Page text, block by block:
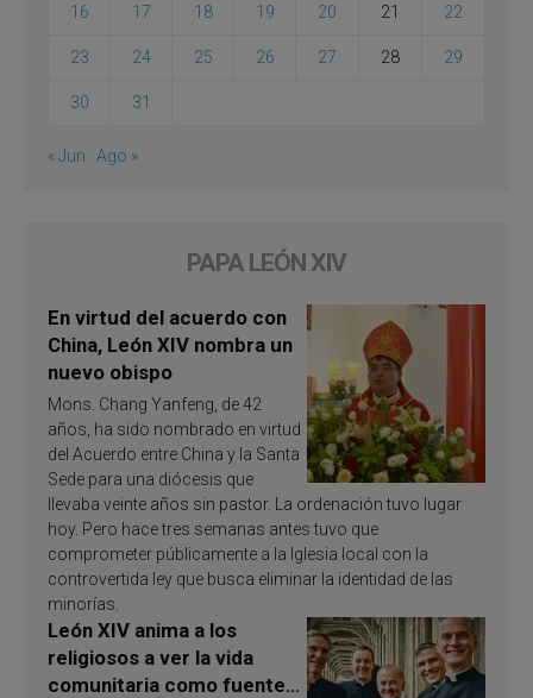
16 17 18 19 20 21 22
23 24 25 26 27 28 29
30 31
« Jun Ago »
PAPA LEÓN XIV
En virtud del acuerdo con
China, León XIV nombra un
nuevo obispo
Mons. Chang Yanfeng, de 42
años, ha sido nombrado en virtud
del Acuerdo entre China y la Santa
Sede para una diócesis que
llevaba veinte años sin pastor. La ordenación tuvo lugar
hoy. Pero hace tres semanas antes tuvo que
comprometer públicamente a la Iglesia local con la
controvertida ley que busca eliminar la identidad de las
minorías.
León XIV anima a los
religiosos a ver la vida
comunitaria como fuente